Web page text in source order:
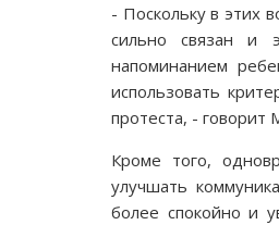
- Поскольку в этих
сильно связан и
напоминанием
использовать
протеста, - говорит
Кроме того,
улучшать
более спокойно и